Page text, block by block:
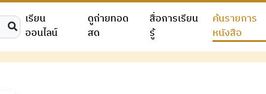
เรียน
ออนไลน์
ดูถ่ายทอด
สด
สื่อการเรียน
รู้
ค้นรายการ
หนังสือ